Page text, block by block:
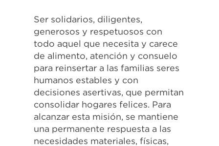
Ser solidarios, diligentes,
generosos y respetuosos con
todo aquel que necesita y carece
de alimento, atención y consuelo
para reinsertar a las familias seres
humanos estables y con
decisiones asertivas, que permitan
consolidar hogares felices. Para
alcanzar esta misión, se mantiene
una permanente respuesta a las
necesidades materiales, físicas,